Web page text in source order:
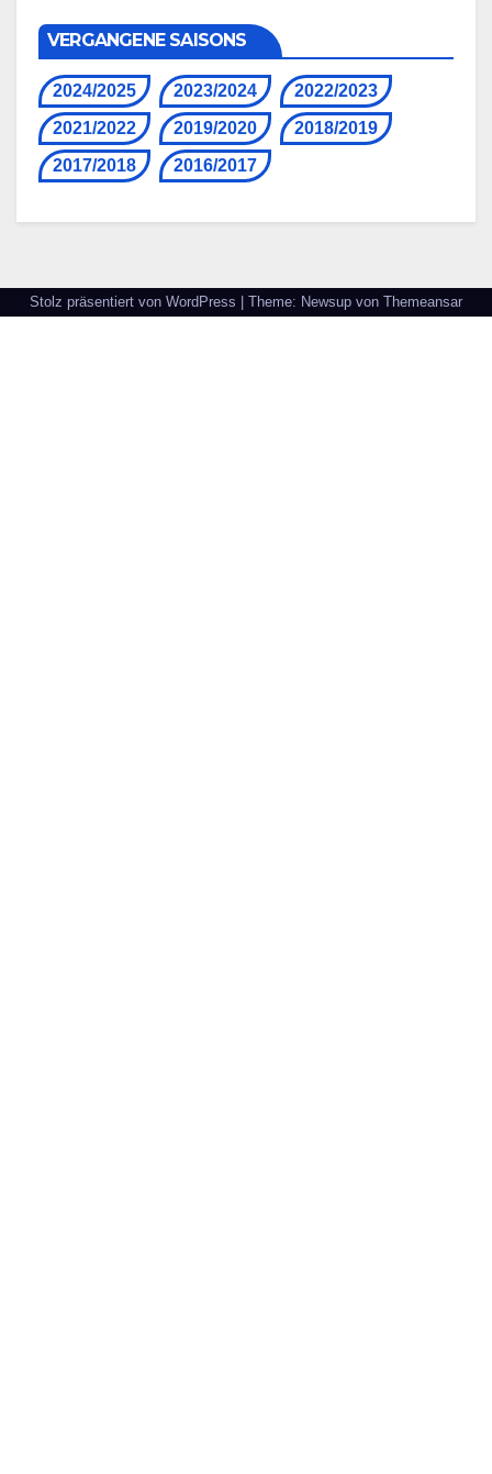
VERGANGENE SAISONS
2024/2025 2023/2024
2022/2023
2021/2022
2019/2020
2018/2019
2017/2018
2016/2017
Stolz präsentiert von WordPress Theme: Newsup von Themeansar